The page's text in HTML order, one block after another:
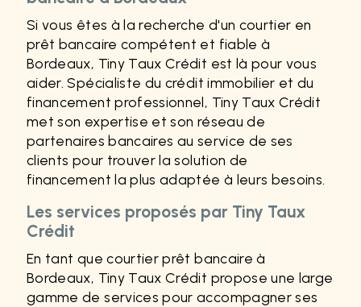
Si vous êtes à la recherche d'un courtier en
prêt bancaire compétent et fiable à
Bordeaux, Tiny Taux Crédit est là pour vous
aider. Spécialiste du crédit immobilier et du
financement professionnel, Tiny Taux Crédit
met son expertise et son réseau de
partenaires bancaires au service de ses
clients pour trouver la solution de
financement la plus adaptée à leurs besoins.
Les services proposés par Tiny Taux
Crédit
En tant que courtier prêt bancaire à
Bordeaux, Tiny Taux Crédit propose une large
gamme de services pour accompagner ses